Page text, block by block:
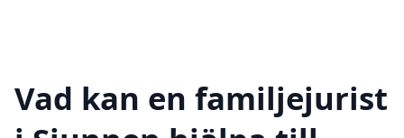
Vad kan en familjejurist